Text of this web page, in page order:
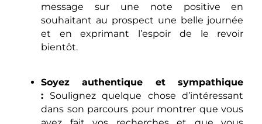
message sur une note positive en
souhaitant au prospect une belle journée
et en exprimant l’espoir de le revoir
bientôt.
Soyez authentique et sympathique
: Soulignez quelque chose d’intéressant
dans son parcours pour montrer que vous